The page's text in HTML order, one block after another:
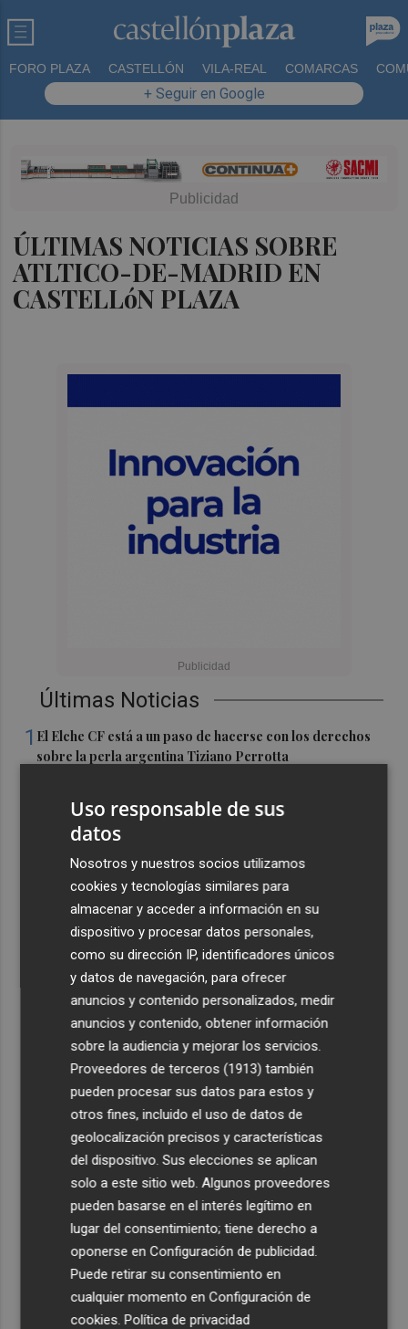
FORO PLAZA CASTELLÓN VILA-REAL COMARCAS
+ Seguir en Google
ÚLTIMAS NOTICIAS SOBRE
ATLTICO-DE-MADRID EN
CASTELLóN PLAZA
Últimas Noticias
1 El Elche CF está a un paso de hacerse con los derechos
sobre la perla argentina Tiziano Perrotta
que irán con sus selecciones en las ventanas FIBA
La Región de Murcia es la cuarta provincia que más
exporta a África: Marruecos, el primer destino
La Región de Murcia celebra la Semana de la Juventud
con cinco días de actividades
El coste de la vivienda: 1.338 € netos al mes, el salario
mínimo para poder comprar una vivienda en Castellón
Uso responsable de sus
datos
Nosotros y nuestros socios utilizamos
cookies y tecnologías similares para
almacenar y acceder a información en su
dispositivo y procesar datos personales,
como su dirección IP, identificadores únicos
y datos de navegación, para ofrecer
anuncios y contenido personalizados, medir
anuncios y contenido, obtener información
sobre la audiencia y mejorar los servicios.
Proveedores de terceros (1913) también
pueden procesar sus datos para estos y
otros fines, incluido el uso de datos de
geolocalización precisos y características
del dispositivo. Sus elecciones se aplican
solo a este sitio web. Algunos proveedores
pueden basarse en el interés legítimo en
lugar del consentimiento; tiene derecho a
oponerse enConfiguración de publicidad.
Puede retirar su consentimiento en
cualquier momento enConfiguración de
cookies.Política de privacidad